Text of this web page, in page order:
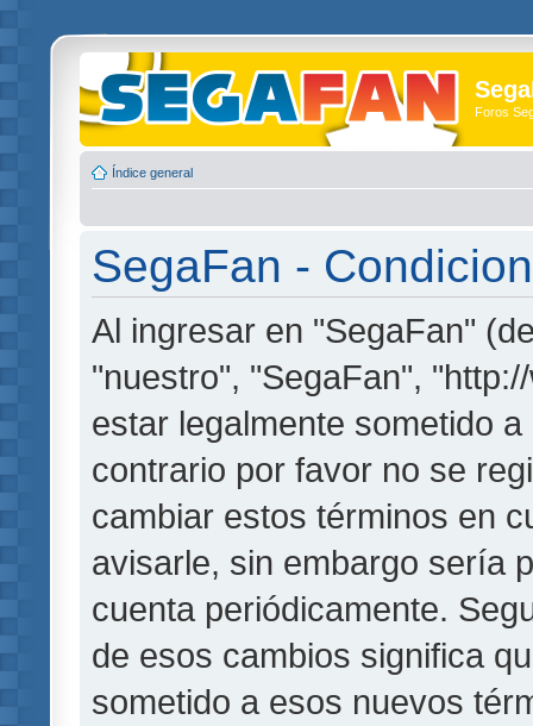
Foros
Índice general
SegaFan -
Al ingresar en "SegaFan"
"nuestro", "SegaFan",
estar legalmente sometido
contrario por favor no se
cambiar estos términos en
avisarle, sin embargo sería
cuenta periódicamente.
de esos cambios significa
sometido a esos nuevos